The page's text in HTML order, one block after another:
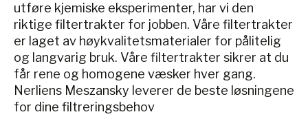
utføre kjemiske eksperimenter, har vi den
riktige filtertrakter for jobben. Våre filtertrakter
er laget av høykvalitetsmaterialer for pålitelig
og langvarig bruk. Våre filtertrakter sikrer at du
får rene og homogene væsker hver gang.
Nerliens Meszansky leverer de beste løsningene
for dine filtreringsbehov